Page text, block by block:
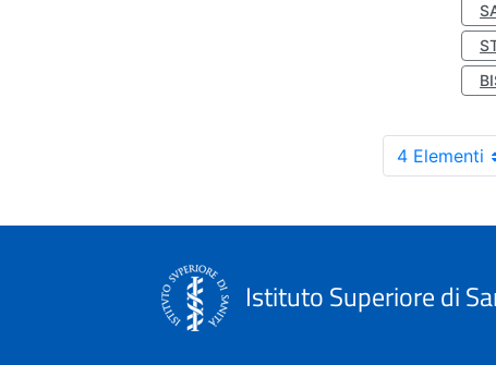
4 Elementi
Istituto Superiore di